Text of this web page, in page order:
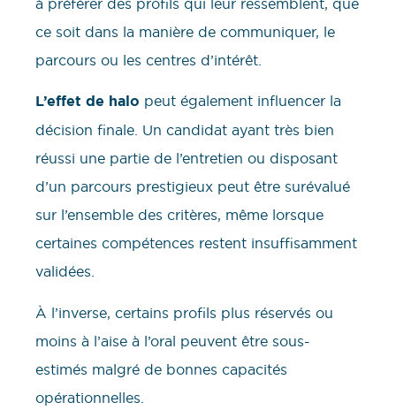
ce soit dans la manière de communiquer, le
parcours ou les centres d’intérêt.
L’effet de halo peut également influencer la
décision finale. Un candidat ayant très bien
réussi une partie de l’entretien ou disposant
d’un parcours prestigieux peut être surévalué
sur l’ensemble des critères, même lorsque
certaines compétences restent insuffisamment
validées.
À l’inverse, certains profils plus réservés ou
moins à l’aise à l’oral peuvent être sous-
estimés malgré de bonnes capacités
opérationnelles.